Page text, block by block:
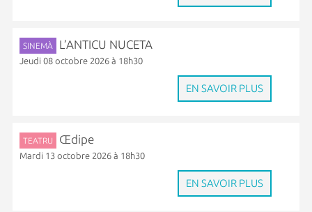
SINEMÀ L’ANTICU NUCETA
Jeudi 08 octobre 2026 à 18h30
EN SAVOIR PLUS
TEATRU Œdipe
Mardi 13 octobre 2026 à 18h30
EN SAVOIR PLUS